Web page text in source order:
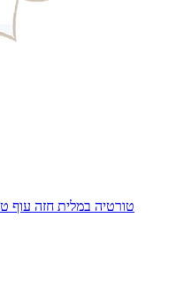
טורטיה במלית חזה עוף